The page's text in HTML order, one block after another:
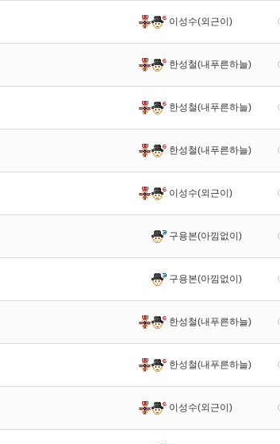
이성수(외근이)
한성철(내푸른하늘)
한성철(내푸른하늘)
한성철(내푸른하늘)
이성수(외근이)
구용본(아낌없이)
구용본(아낌없이)
한성철(내푸른하늘)
한성철(내푸른하늘)
이성수(외근이)